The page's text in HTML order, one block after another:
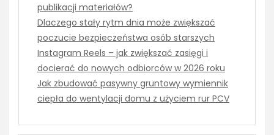
publikacji materiałów?
Dlaczego stały rytm dnia może zwiększać
poczucie bezpieczeństwa osób starszych
Instagram Reels – jak zwiększać zasięgi i
docierać do nowych odbiorców w 2026 roku
Jak zbudować pasywny gruntowy wymiennik
ciepła do wentylacji domu z użyciem rur PCV